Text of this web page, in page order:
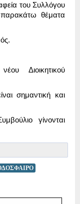
του Συλλόγου
θέματα
Διοικητικού
σημαντική και
γίνονται